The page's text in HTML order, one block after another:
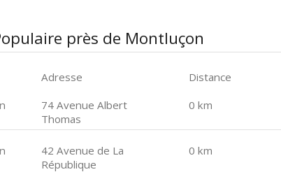
près de Montluçon
Adresse
Distance
74 Avenue Albert
Thomas
0 km
42 Avenue de La
République
0 km